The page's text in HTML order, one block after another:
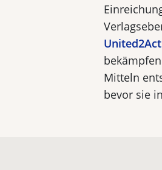
United2Act
Mitteln
bevor sie